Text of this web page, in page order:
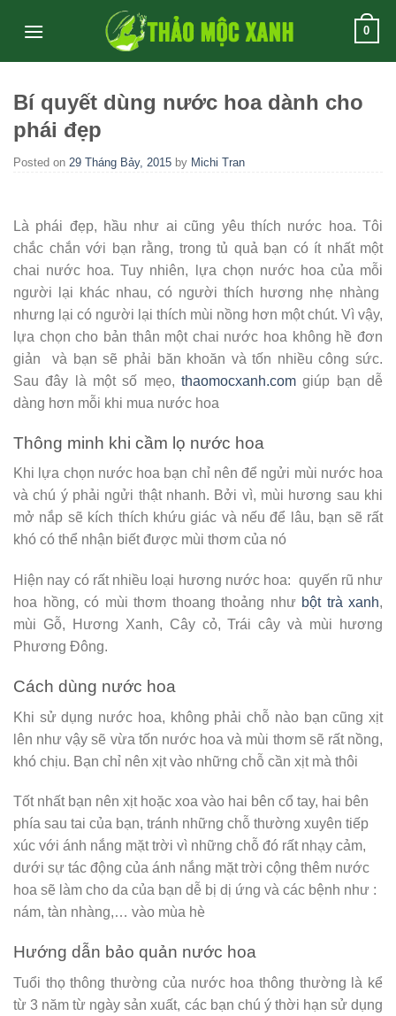
0
Bí quyết dùng nước hoa dành cho
phái đẹp
Posted on 29 Tháng Bảy, 2015 by Michi Tran
Là phái đẹp, hầu như ai cũng yêu thích nước hoa. Tôi
chắc chắn với bạn rằng, trong tủ quả bạn có ít nhất một
chai nước hoa. Tuy nhiên, lựa chọn nước hoa của mỗi
người lại khác nhau, có người thích hương nhẹ nhàng
nhưng lại có người lại thích mùi nồng hơn một chút. Vì vậy,
lựa chọn cho bản thân một chai nước hoa không hề đơn
giản và bạn sẽ phải băn khoăn và tốn nhiều công sức.
Sau đây là một số mẹo, thaomocxanh.com giúp bạn dễ
dàng hơn mỗi khi mua nước hoa
Thông minh khi cầm lọ nước hoa
Khi lựa chọn nước hoa bạn chỉ nên để ngửi mùi nước hoa
và chú ý phải ngửi thật nhanh. Bởi vì, mùi hương sau khi
mở nắp sẽ kích thích khứu giác và nếu để lâu, bạn sẽ rất
khó có thể nhận biết được mùi thơm của nó
Hiện nay có rất nhiều loại hương nước hoa: quyến rũ như
hoa hồng, có mùi thơm thoang thoảng như bột trà xanh,
mùi Gỗ, Hương Xanh, Cây cỏ, Trái cây và mùi hương
Phương Đông.
Cách dùng nước hoa
Khi sử dụng nước hoa, không phải chỗ nào bạn cũng xịt
lên như vậy sẽ vừa tốn nước hoa và mùi thơm sẽ rất nồng,
khó chịu. Bạn chỉ nên xịt vào những chỗ cần xịt mà thôi
Tốt nhất bạn nên xịt hoặc xoa vào hai bên cổ tay, hai bên
phía sau tai của bạn, tránh những chỗ thường xuyên tiếp
xúc với ánh nắng mặt trời vì những chỗ đó rất nhạy cảm,
dưới sự tác động của ánh nắng mặt trời cộng thêm nước
hoa sẽ làm cho da của bạn dễ bị dị ứng và các bệnh như :
nám, tàn nhàng,… vào mùa hè
Hướng dẫn bảo quản nước hoa
Tuổi thọ thông thường của nước hoa thông thường là kể
từ 3 năm từ ngày sản xuất, các bạn chú ý thời hạn sử dụng